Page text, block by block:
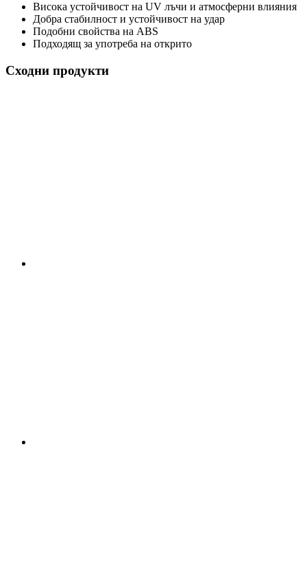
Висока устойчивост на UV лъчи и атмосферни влияния
Добра стабилност и устойчивост на удар
Подобни свойства на ABS
Подходящ за употреба на открито
Сходни продукти